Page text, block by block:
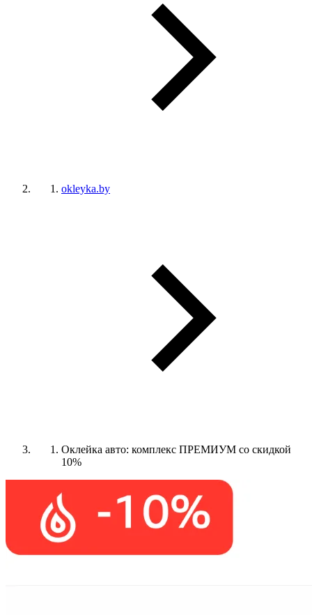
okleyka.by
Оклейка авто: комплекс ПРЕМИУМ со скидкой
10%